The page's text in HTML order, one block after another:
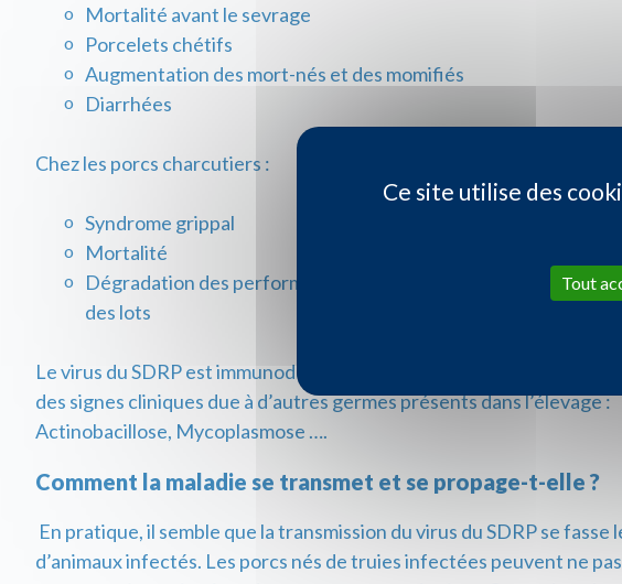
Mortalité avant le sevrage
Porcelets chétifs
Augmentation des mort-nés et des momifiés
Diarrhées
Chez les porcs charcutiers :
Syndrome grippal
Mortalité
Dégradation des performances : retard de croissance /
des lots
Le virus du SDRP est immunodépresseur. Il a des possibilités
des signes cliniques due à d’autres germes présents dans l’élevage :
Actinobacillose, Mycoplasmose ….
Comment la maladie se transmet et se propage-t-elle ?
En pratique, il semble que la transmission du virus du SDRP se
d’animaux infectés. Les porcs nés de truies infectées peuvent ne
Ce site utilise des
Tout